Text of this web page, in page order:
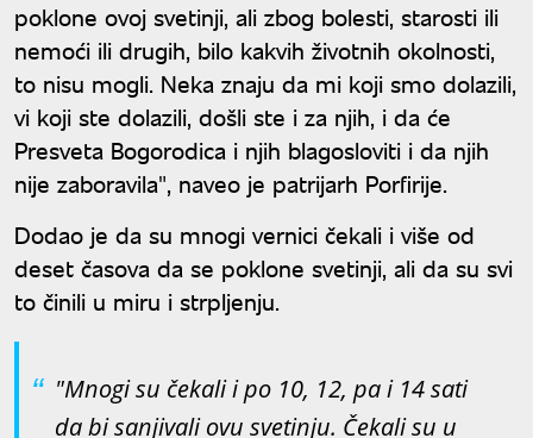
poklone ovoj svetinji, ali zbog bolesti, starosti ili
nemoći ili drugih, bilo kakvih životnih okolnosti,
to nisu mogli. Neka znaju da mi koji smo dolazili,
vi koji ste dolazili, došli ste i za njih, i da će
Presveta Bogorodica i njih blagosloviti i da njih
nije zaboravila", naveo je patrijarh Porfirije.
Dodao je da su mnogi vernici čekali i više od
deset časova da se poklone svetinji, ali da su svi
to činili u miru i strpljenju.
"Mnogi su čekali i po 10, 12, pa i 14 sati
da bi sanjivali ovu svetinju. Čekali su u